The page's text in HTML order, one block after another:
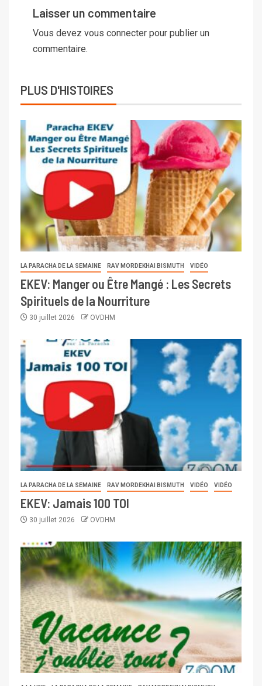
Laisser un commentaire
Vous devez vous connecter pour publier un
commentaire.
PLUS D'HISTOIRES
LA PARACHA DE LA SEMAINE RAV MORDEKHAI BISMUTH VIDÉO
EKEV: Manger ou Être Mangé : Les Secrets
Spirituels de la Nourriture
30 juillet 2026 OVDHM
LA PARACHA DE LA SEMAINE RAV MORDEKHAI BISMUTH VIDÉO VIDÉO
EKEV: Jamais 100 TOI
30 juillet 2026 OVDHM